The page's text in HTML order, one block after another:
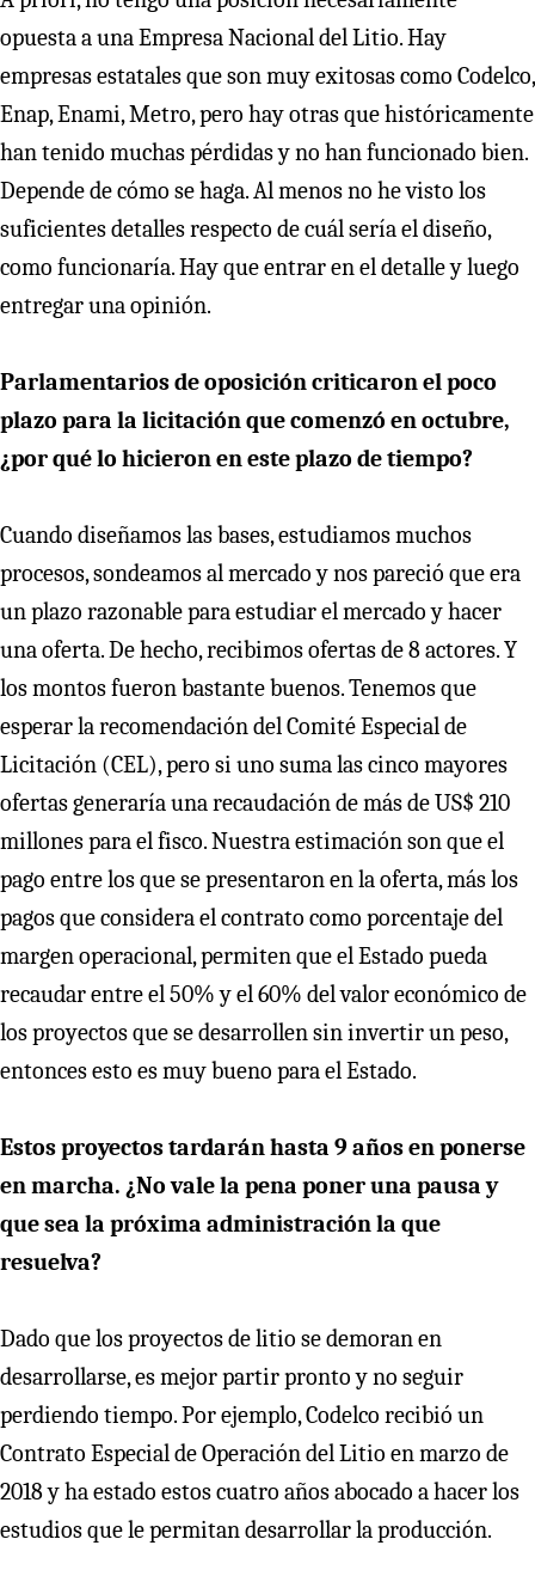
opuesta a una Empresa Nacional del Litio. Hay
empresas estatales que son muy exitosas como Codelco,
Enap, Enami, Metro, pero hay otras que históricamente
han tenido muchas pérdidas y no han funcionado bien.
Depende de cómo se haga. Al menos no he visto los
suficientes detalles respecto de cuál sería el diseño,
como funcionaría. Hay que entrar en el detalle y luego
entregar una opinión.
Parlamentarios de oposición criticaron el poco
plazo para la licitación que comenzó en octubre,
¿por qué lo hicieron en este plazo de tiempo?
Cuando diseñamos las bases, estudiamos muchos
procesos, sondeamos al mercado y nos pareció que era
un plazo razonable para estudiar el mercado y hacer
una oferta. De hecho, recibimos ofertas de 8 actores. Y
los montos fueron bastante buenos. Tenemos que
esperar la recomendación del Comité Especial de
Licitación (CEL), pero si uno suma las cinco mayores
ofertas generaría una recaudación de más de US$ 210
millones para el fisco. Nuestra estimación son que el
pago entre los que se presentaron en la oferta, más los
pagos que considera el contrato como porcentaje del
margen operacional, permiten que el Estado pueda
recaudar entre el 50% y el 60% del valor económico de
los proyectos que se desarrollen sin invertir un peso,
entonces esto es muy bueno para el Estado.
Estos proyectos tardarán hasta 9 años en ponerse
en marcha. ¿No vale la pena poner una pausa y
que sea la próxima administración la que
resuelva?
Dado que los proyectos de litio se demoran en
desarrollarse, es mejor partir pronto y no seguir
perdiendo tiempo. Por ejemplo, Codelco recibió un
Contrato Especial de Operación del Litio en marzo de
2018 y ha estado estos cuatro años abocado a hacer los
estudios que le permitan desarrollar la producción.